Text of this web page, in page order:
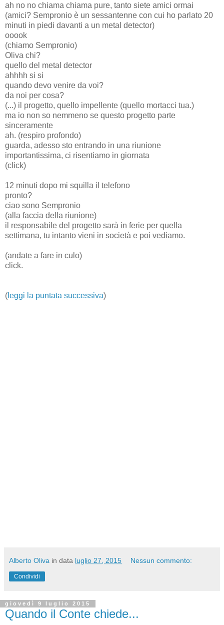
ah no no chiama chiama pure, tanto siete amici ormai
(amici? Sempronio è un sessantenne con cui ho parlato 20
minuti in piedi davanti a un metal detector)
ooook
(chiamo Sempronio)
Oliva chi?
quello del metal detector
ahhhh si si
quando devo venire da voi?
da noi per cosa?
(...) il progetto, quello impellente (quello mortacci tua.)
ma io non so nemmeno se questo progetto parte
sinceramente
ah. (respiro profondo)
guarda, adesso sto entrando in una riunione
importantissima, ci risentiamo in giornata
(click)
12 minuti dopo mi squilla il telefono
pronto?
ciao sono Sempronio
(alla faccia della riunione)
il responsabile del progetto sarà in ferie per quella
settimana, tu intanto vieni in società e poi vediamo.
(andate a fare in culo)
click.
( leggi la puntata successiva)
Alberto Oliva in data luglio 27, 2015 Nessun commento:
Condividi
giovedì 9 luglio 2015
Quando il Conte chiede...